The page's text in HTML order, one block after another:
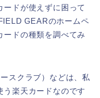
ードが使えずに困って
GEARのホームペ
ードの種類を調べてみ
スクラブ）などは、私
う楽天カードなのです